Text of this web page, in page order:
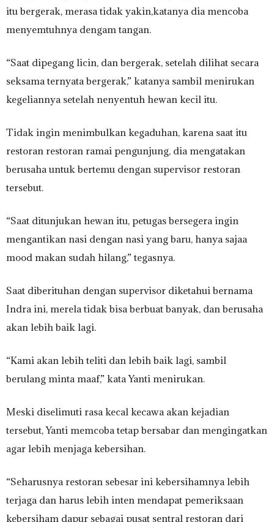
itu bergerak, merasa tidak yakin,katanya dia mencoba
menyemtuhnya dengam tangan.
“Saat dipegang licin, dan bergerak, setelah dilihat secara
seksama ternyata bergerak,” katanya sambil menirukan
kegeliannya setelah nenyentuh hewan kecil itu.
Tidak ingin menimbulkan kegaduhan, karena saat itu
restoran restoran ramai pengunjung, dia mengatakan
berusaha untuk bertemu dengan supervisor restoran
tersebut.
“Saat ditunjukan hewan itu, petugas bersegera ingin
mengantikan nasi dengan nasi yang baru, hanya sajaa
mood makan sudah hilang,” tegasnya.
Saat diberituhan dengan supervisor diketahui bernama
Indra ini, merela tidak bisa berbuat banyak, dan berusaha
akan lebih baik lagi.
“Kami akan lebih teliti dan lebih baik lagi, sambil
berulang minta maaf,” kata Yanti menirukan.
Meski diselimuti rasa kecal kecawa akan kejadian
tersebut, Yanti memcoba tetap bersabar dan mengingatkan
agar lebih menjaga kebersihan.
“Seharusnya restoran sebesar ini kebersihamnya lebih
terjaga dan harus lebih inten mendapat pemeriksaan
kebersiham dapur sebagai pusat sentral restoran dari